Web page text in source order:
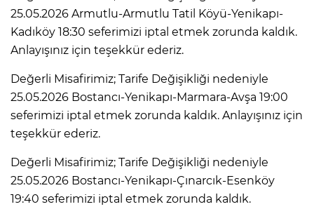
25.05.2026 Armutlu-Armutlu Tatil Köyü-Yenikapı-
Kadıköy 18:30 seferimizi iptal etmek zorunda kaldık.
Anlayışınız için teşekkür ederiz.
Değerli Misafirimiz; Tarife Değişikliği nedeniyle
25.05.2026 Bostancı-Yenikapı-Marmara-Avşa 19:00
seferimizi iptal etmek zorunda kaldık. Anlayışınız için
teşekkür ederiz.
Değerli Misafirimiz; Tarife Değişikliği nedeniyle
25.05.2026 Bostancı-Yenikapı-Çınarcık-Esenköy
19:40 seferimizi iptal etmek zorunda kaldık.